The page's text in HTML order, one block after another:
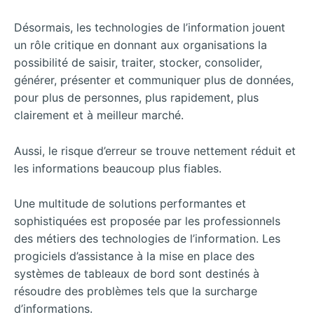
Désormais, les technologies de l’information jouent
un rôle critique en donnant aux organisations la
possibilité de saisir, traiter, stocker, consolider,
générer, présenter et communiquer plus de données,
pour plus de personnes, plus rapidement, plus
clairement et à meilleur marché.
Aussi, le risque d’erreur se trouve nettement réduit et
les informations beaucoup plus fiables.
Une multitude de solutions performantes et
sophistiquées est proposée par les professionnels
des métiers des technologies de l’information. Les
progiciels d’assistance à la mise en place des
systèmes de tableaux de bord sont destinés à
résoudre des problèmes tels que la surcharge
d’informations.